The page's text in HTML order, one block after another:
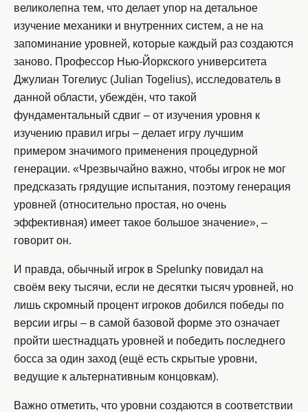
великолепна тем, что делает упор на детальное
изучение механики и внутренних систем, а не на
запоминание уровней, которые каждый раз создаются
заново. Профессор Нью-Йоркского университета
Джулиан Тогелиус (Julian Togelius), исследователь в
данной области, убеждён, что такой
фундаментальный сдвиг – от изучения уровня к
изучению правил игры – делает игру лучшим
примером значимого применения процедурной
генерации. «Чрезвычайно важно, чтобы игрок не мог
предсказать грядущие испытания, поэтому генерация
уровней (относительно простая, но очень
эффективная) имеет такое большое значение», –
говорит он.
И правда, обычный игрок в Spelunky повидал на
своём веку тысячи, если не десятки тысяч уровней, но
лишь скромный процент игроков добился победы по
версии игры – в самой базовой форме это означает
пройти шестнадцать уровней и победить последнего
босса за один заход (ещё есть скрытые уровни,
ведущие к альтернативным концовкам).
Важно отметить, что уровни создаются в соответствии